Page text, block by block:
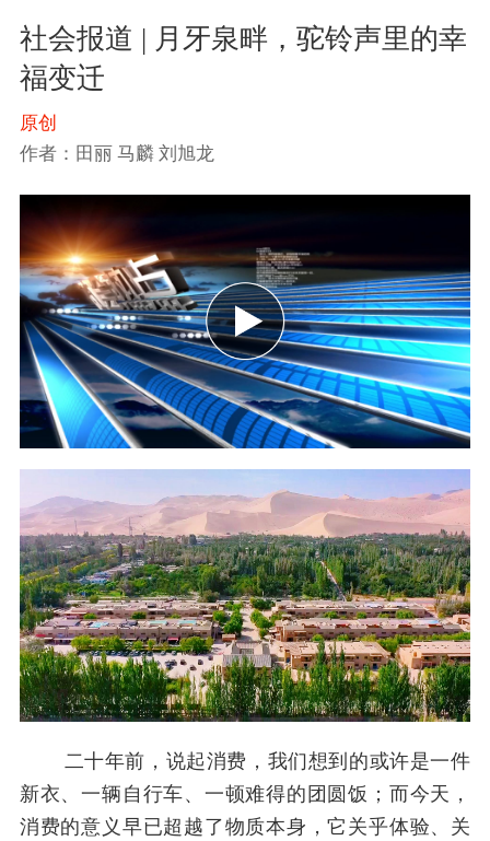
社会报道 | 月牙泉畔，驼铃声里的幸
福变迁
原创
作者：田丽 马麟 刘旭龙
二十年前，说起消费，我们想到的或许是一件
新衣、一辆自行车、一顿难得的团圆饭；而今天，
消费的意义早已超越了物质本身，它关乎体验、关